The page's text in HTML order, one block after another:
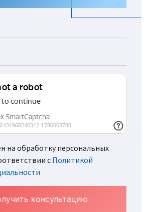
на обработку персональных
с Политикой